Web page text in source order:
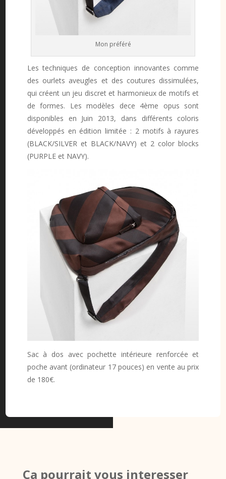
Mon préféré
Les techniques de conception innovantes comme
des ourlets aveugles et des coutures dissimulées,
qui créent un jeu discret et harmonieux de motifs et
de formes. Les modèles dece 4ème opus sont
disponibles en Juin 2013, dans différents coloris
développés en édition limitée : 2 motifs à rayures
(BLACK/SILVER et BLACK/NAVY) et 2 color blocks
(PURPLE et NAVY).
Sac à dos avec pochette intérieure renforcée et
poche avant (ordinateur 17 pouces) en vente au prix
de 180€.
Ca pourrait vous interesser